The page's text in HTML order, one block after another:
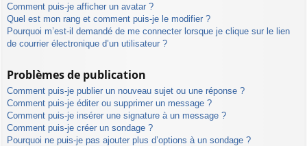
Comment puis-je afficher un avatar ?
Quel est mon rang et comment puis-je le modifier ?
Pourquoi m’est-il demandé de me connecter lorsque je clique sur le lien
de courrier électronique d’un utilisateur ?
Problèmes de publication
Comment puis-je publier un nouveau sujet ou une réponse ?
Comment puis-je éditer ou supprimer un message ?
Comment puis-je insérer une signature à un message ?
Comment puis-je créer un sondage ?
Pourquoi ne puis-je pas ajouter plus d’options à un sondage ?